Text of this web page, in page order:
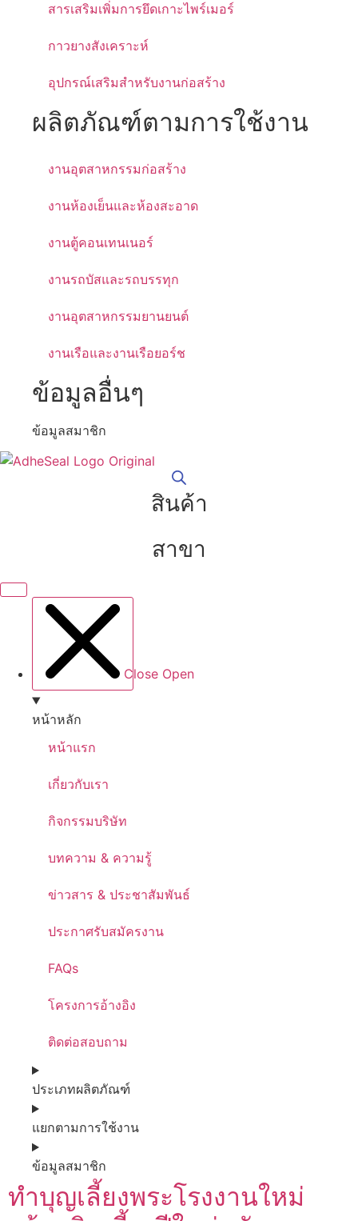
สารเสริมเพิ่มการยึดเกาะไพร์เมอร์
กาวยางสังเคราะห์
อุปกรณ์เสริมสำหรับงานก่อสร้าง
ผลิตภัณฑ์ตามการใช้งาน
งานอุตสาหกรรมก่อสร้าง
งานห้องเย็นและห้องสะอาด
งานตู้คอนเทนเนอร์
งานรถบัสและรถบรรทุก
งานอุตสาหกรรมยานยนต์
งานเรือและงานเรือยอร์ช
ข้อมูลอื่นๆ
ข้อมูลสมาชิก
สินค้า
สาขา
Close Open
หน้าหลัก
หน้าแรก
เกี่ยวกับเรา
กิจกรรมบริษัท
บทความ & ความรู้
ข่าวสาร & ประชาสัมพันธ์
ประกาศรับสมัครงาน
FAQs
โครงการอ้างอิง
ติดต่อสอบถาม
ประเภทผลิตภัณฑ์
แยกตามการใช้งาน
ข้อมูลสมาชิก
ทำบุญเลี้ยงพระโรงงานใหม่